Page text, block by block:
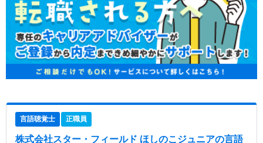
言語聴覚士 正職員
株式会社スター・フィールド ほしのこジュニアの言語